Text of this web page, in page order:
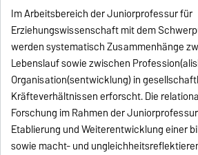
Im Arbeitsbereich der Juniorprofessur für
Erziehungswissenschaft mit dem
werden systematisch Zusammenhänge
Lebenslauf sowie zwischen
Organisation(sentwicklung) in
Kräfteverhältnissen erforscht. Die
Forschung im Rahmen der
Etablierung und Weiterentwicklung einer
sowie macht- und